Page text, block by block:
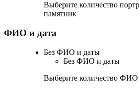
Выберите количество
памятник
ФИО и дата
Без ФИО и даты
Без ФИО и даты
Выберите количество ФИО